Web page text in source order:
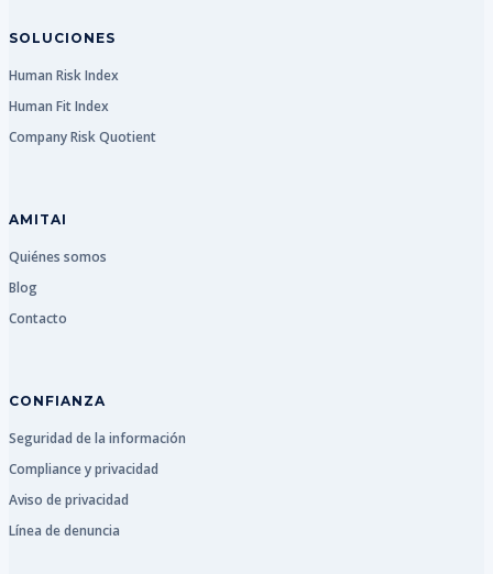
SOLUCIONES
Human Risk Index
Human Fit Index
Company Risk Quotient
AMITAI
Quiénes somos
Blog
Contacto
CONFIANZA
Seguridad de la información
Compliance y privacidad
Aviso de privacidad
Línea de denuncia